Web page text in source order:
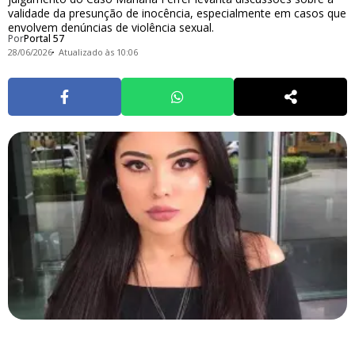
validade da presunção de inocência, especialmente em casos que
envolvem denúncias de violência sexual.
PorPortal 57
28/06/2026 Atualizado às 10:06